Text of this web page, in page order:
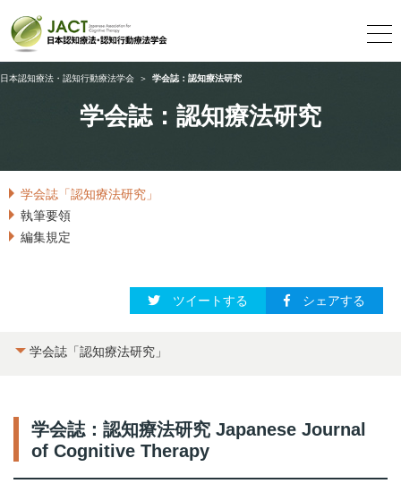
学会誌：認知療法研究
日本認知療法・認知行動療法学会 ＞ 学会誌：認知療法研究
学会誌「認知療法研究」
執筆要領
編集規定
ツイートする シェアする
学会誌「認知療法研究」
学会誌：認知療法研究 Japanese Journal
of Cognitive Therapy